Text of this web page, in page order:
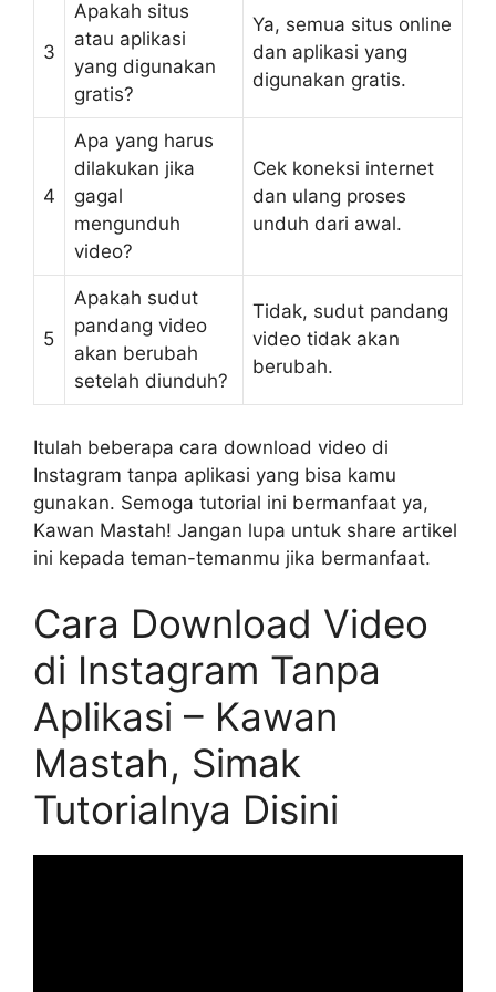
3
Apakah situs
atau aplikasi
yang digunakan
gratis?
Ya, semua situs online
dan aplikasi yang
digunakan gratis.
4
Apa yang harus
dilakukan jika
gagal
mengunduh
video?
Cek koneksi internet
dan ulang proses
unduh dari awal.
5
Apakah sudut
pandang video
akan berubah
setelah diunduh?
Tidak, sudut pandang
video tidak akan
berubah.
Itulah beberapa cara download video di
Instagram tanpa aplikasi yang bisa kamu
gunakan. Semoga tutorial ini bermanfaat ya,
Kawan Mastah! Jangan lupa untuk share artikel
ini kepada teman-temanmu jika bermanfaat.
Cara Download Video
di Instagram Tanpa
Aplikasi – Kawan
Mastah, Simak
Tutorialnya Disini